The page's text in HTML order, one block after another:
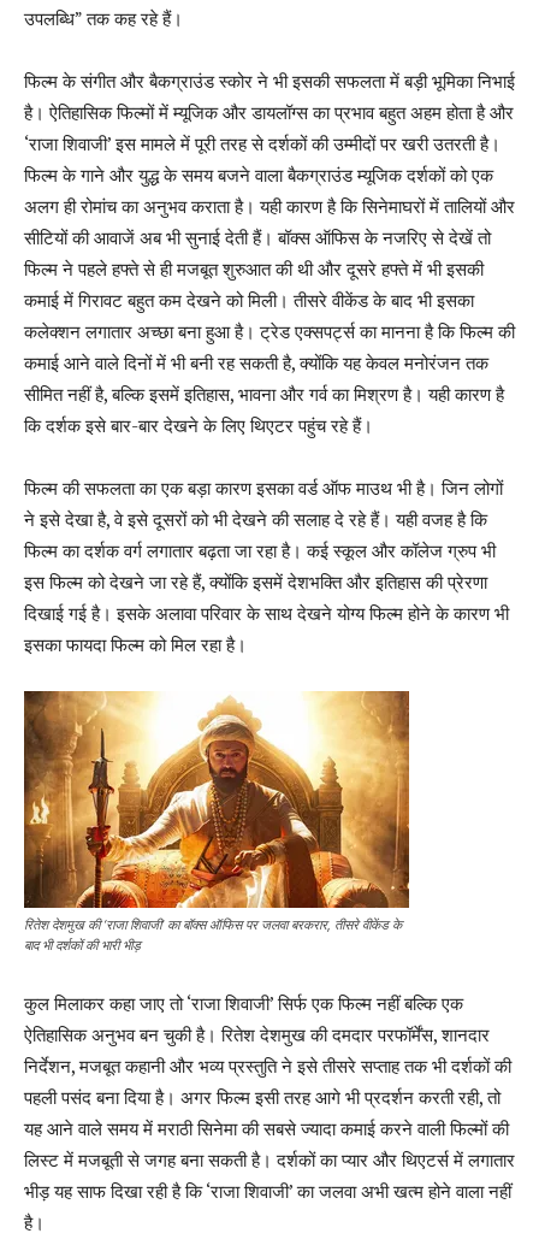
उपलब्धि” तक कह रहे हैं।
फिल्म के संगीत और बैकग्राउंड स्कोर ने भी इसकी सफलता में बड़ी भूमिका निभाई
है। ऐतिहासिक फिल्मों में म्यूजिक और डायलॉग्स का प्रभाव बहुत अहम होता है और
‘राजा शिवाजी’ इस मामले में पूरी तरह से दर्शकों की उम्मीदों पर खरी उतरती है।
फिल्म के गाने और युद्ध के समय बजने वाला बैकग्राउंड म्यूजिक दर्शकों को एक
अलग ही रोमांच का अनुभव कराता है। यही कारण है कि सिनेमाघरों में तालियों और
सीटियों की आवाजें अब भी सुनाई देती हैं। बॉक्स ऑफिस के नजरिए से देखें तो
फिल्म ने पहले हफ्ते से ही मजबूत शुरुआत की थी और दूसरे हफ्ते में भी इसकी
कमाई में गिरावट बहुत कम देखने को मिली। तीसरे वीकेंड के बाद भी इसका
कलेक्शन लगातार अच्छा बना हुआ है। ट्रेड एक्सपर्ट्स का मानना है कि फिल्म की
कमाई आने वाले दिनों में भी बनी रह सकती है, क्योंकि यह केवल मनोरंजन तक
सीमित नहीं है, बल्कि इसमें इतिहास, भावना और गर्व का मिश्रण है। यही कारण है
कि दर्शक इसे बार-बार देखने के लिए थिएटर पहुंच रहे हैं।
फिल्म की सफलता का एक बड़ा कारण इसका वर्ड ऑफ माउथ भी है। जिन लोगों
ने इसे देखा है, वे इसे दूसरों को भी देखने की सलाह दे रहे हैं। यही वजह है कि
फिल्म का दर्शक वर्ग लगातार बढ़ता जा रहा है। कई स्कूल और कॉलेज ग्रुप भी
इस फिल्म को देखने जा रहे हैं, क्योंकि इसमें देशभक्ति और इतिहास की प्रेरणा
दिखाई गई है। इसके अलावा परिवार के साथ देखने योग्य फिल्म होने के कारण भी
इसका फायदा फिल्म को मिल रहा है।
रितेश देशमुख की ‘राजा शिवाजी’ का बॉक्स ऑफिस पर जलवा बरकरार, तीसरे वीकेंड के
बाद भी दर्शकों की भारी भीड़
कुल मिलाकर कहा जाए तो ‘राजा शिवाजी’ सिर्फ एक फिल्म नहीं बल्कि एक
ऐतिहासिक अनुभव बन चुकी है। रितेश देशमुख की दमदार परफॉर्मेंस, शानदार
निर्देशन, मजबूत कहानी और भव्य प्रस्तुति ने इसे तीसरे सप्ताह तक भी दर्शकों की
पहली पसंद बना दिया है। अगर फिल्म इसी तरह आगे भी प्रदर्शन करती रही, तो
यह आने वाले समय में मराठी सिनेमा की सबसे ज्यादा कमाई करने वाली फिल्मों की
लिस्ट में मजबूती से जगह बना सकती है। दर्शकों का प्यार और थिएटर्स में लगातार
भीड़ यह साफ दिखा रही है कि ‘राजा शिवाजी’ का जलवा अभी खत्म होने वाला नहीं
है।